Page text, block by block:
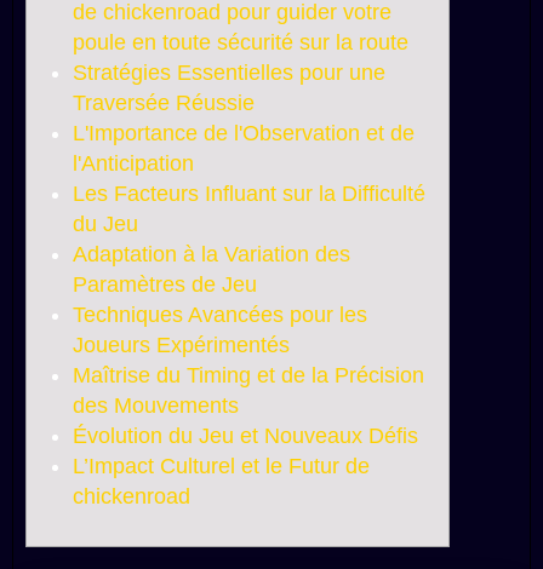
de chickenroad pour guider votre
poule en toute sécurité sur la route
Stratégies Essentielles pour une
Traversée Réussie
L'Importance de l'Observation et de
l'Anticipation
Les Facteurs Influant sur la Difficulté
du Jeu
Adaptation à la Variation des
Paramètres de Jeu
Techniques Avancées pour les
Joueurs Expérimentés
Maîtrise du Timing et de la Précision
des Mouvements
Évolution du Jeu et Nouveaux Défis
L’Impact Culturel et le Futur de
chickenroad